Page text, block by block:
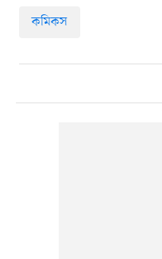
কমিকস